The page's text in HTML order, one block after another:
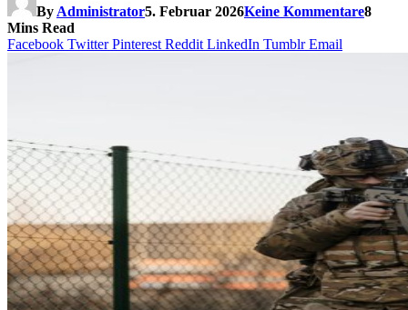
By Administrator5. Februar 2026Keine Kommentare8
Mins Read
Facebook Twitter Pinterest Reddit LinkedIn Tumblr Email